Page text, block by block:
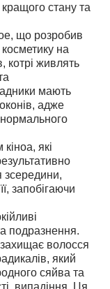
стану та
що розробив
на
котрі живлять
мають
адже
нормального
які
зсередини,
запобігаючи
подразнення.
волосся
який
сяйва та
випадіння. Ця